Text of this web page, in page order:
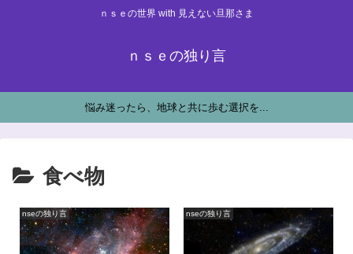
ｎｓｅの世界 with 見えない旦那さま
ｎｓｅの独り言
悩み迷ったら、地球と共に歩む選択を...
食べ物
nseの独り言 nseの独り言